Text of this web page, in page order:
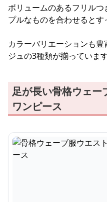
ボリュームのあるフリル
プルなものを合わせるとす
カラーバリエーションも
ジュの3種類が揃っています
足が長い骨格ウェー
ワンピース